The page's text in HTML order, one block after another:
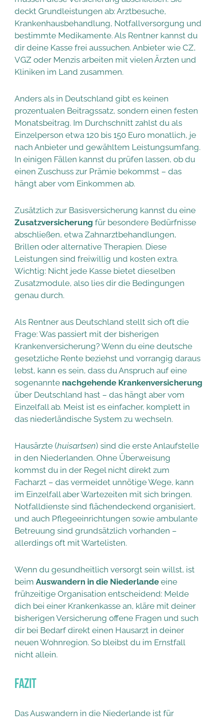
deckt Grundleistungen ab: Arztbesuche,
Krankenhausbehandlung, Notfallversorgung und
bestimmte Medikamente. Als Rentner kannst du
dir deine Kasse frei aussuchen. Anbieter wie CZ,
VGZ oder Menzis arbeiten mit vielen Ärzten und
Kliniken im Land zusammen.
Anders als in Deutschland gibt es keinen
prozentualen Beitragssatz, sondern einen festen
Monatsbeitrag. Im Durchschnitt zahlst du als
Einzelperson etwa 120 bis 150 Euro monatlich, je
nach Anbieter und gewähltem Leistungsumfang.
In einigen Fällen kannst du prüfen lassen, ob du
einen Zuschuss zur Prämie bekommst – das
hängt aber vom Einkommen ab.
Zusätzlich zur Basisversicherung kannst du eine
Zusatzversicherung für besondere Bedürfnisse
abschließen, etwa Zahnarztbehandlungen,
Brillen oder alternative Therapien. Diese
Leistungen sind freiwillig und kosten extra.
Wichtig: Nicht jede Kasse bietet dieselben
Zusatzmodule, also lies dir die Bedingungen
genau durch.
Als Rentner aus Deutschland stellt sich oft die
Frage: Was passiert mit der bisherigen
Krankenversicherung? Wenn du eine deutsche
gesetzliche Rente beziehst und vorrangig daraus
lebst, kann es sein, dass du Anspruch auf eine
sogenannte nachgehende Krankenversicherung
über Deutschland hast – das hängt aber vom
Einzelfall ab. Meist ist es einfacher, komplett in
das niederländische System zu wechseln.
Hausärzte (huisartsen) sind die erste Anlaufstelle
in den Niederlanden. Ohne Überweisung
kommst du in der Regel nicht direkt zum
Facharzt – das vermeidet unnötige Wege, kann
im Einzelfall aber Wartezeiten mit sich bringen.
Notfalldienste sind flächendeckend organisiert,
und auch Pflegeeinrichtungen sowie ambulante
Betreuung sind grundsätzlich vorhanden –
allerdings oft mit Wartelisten.
Wenn du gesundheitlich versorgt sein willst, ist
beim Auswandern in die Niederlande eine
frühzeitige Organisation entscheidend: Melde
dich bei einer Krankenkasse an, kläre mit deiner
bisherigen Versicherung offene Fragen und such
dir bei Bedarf direkt einen Hausarzt in deiner
neuen Wohnregion. So bleibst du im Ernstfall
nicht allein.
Fazit
Das Auswandern in die Niederlande ist für